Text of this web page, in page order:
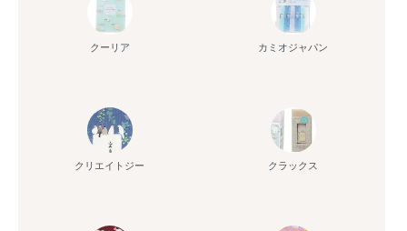
クーリア カミオジャパン
クリエイトジー クラックス